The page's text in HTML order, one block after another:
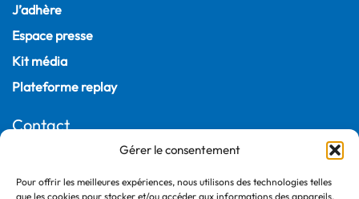
Gérer le consentement
Pour offrir les meilleures expériences, nous utilisons des technologies telles
que les cookies pour stocker et/ou accéder aux informations des appareils.
J’adhère
Espace presse
Kit média
Plateforme replay
Contact
75009 Paris – France